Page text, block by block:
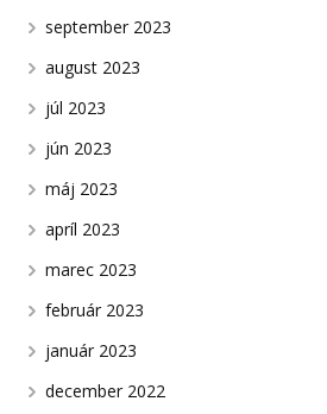
september 2023
august 2023
júl 2023
jún 2023
máj 2023
apríl 2023
marec 2023
február 2023
január 2023
december 2022